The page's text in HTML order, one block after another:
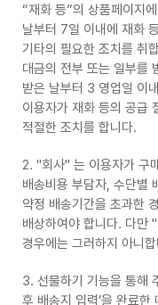
“재화 등”의 상품페이지
날부터 7일 이내에 재화
기타의 필요한 조치를 취
대금의 전부 또는 일부를
받은 날부터 3 영업일 이
이용자가 재화 등의 공급
적절한 조치를 합니다.
2. "회사" 는 이용자가 구
배송비용 부담자, 수단별
약정 배송기간을 초과한
배상하여야 합니다. 다만
경우에는 그러하지 아니
3. 선물하기 기능을 통해
후 배송지 입력’을 완료한